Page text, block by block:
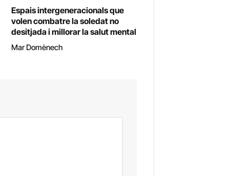
Espais intergeneracionals que
volen combatre la soledat no
desitjada i millorar la salut mental
Mar Domènech